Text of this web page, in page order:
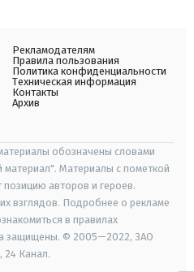
Рекламодателям
Правила пользования
Политика конфиденциальности
Техническая информация
Контакты
Архив
обозначены словами
материал". Материалы с пометкой
авторов и героев.
взглядов. Подробнее о рекламе
в правилах
защищены. © 2005—2022, ЗАО
24 Канал.